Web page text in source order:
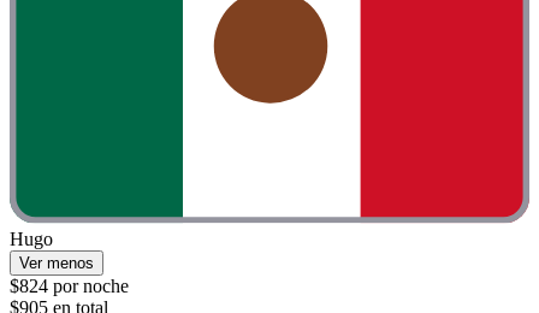
Hugo
Ver menos
$824 por noche
$905 en total